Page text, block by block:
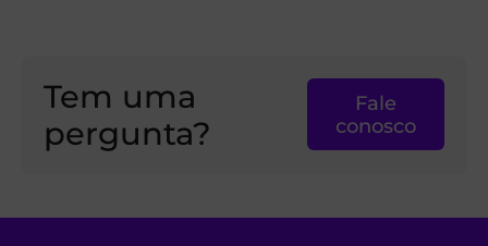
Tem uma
pergunta?
Fale
conosco